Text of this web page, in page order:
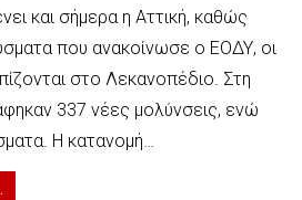
και σήμερα η Αττική, καθώς
που ανακοίνωσε ο ΕΟΔΥ, οι
στο Λεκανοπέδιο. Στη
337 νέες μολύνσεις, ενώ
Η κατανομή…